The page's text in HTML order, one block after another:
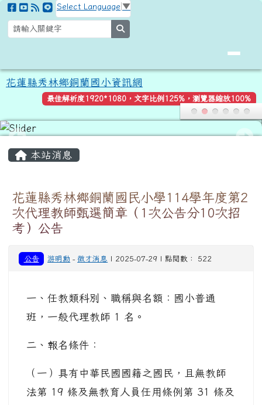
跳至主內容區
花蓮縣秀林鄉銅蘭國小資訊網
Select Language ▼
花蓮縣秀林鄉銅蘭國小資訊網
最佳解析度1920*1080，文字比例125%，瀏覽器縮放100%
本站消息
花蓮縣秀林鄉銅蘭國民小學114學年度第2
次代理教師甄選簡章（1次公告分10次招
考）公告
公告 游明勳 -徵才消息 | 2025-07-29 | 點閱數： 522
一、任教類科別、職稱與名額：國小普通
班，一般代理教師 1 名。
二、報名條件：
（一）具有中華民國國籍之國民，且無教師
法第 19 條及無教育人員任用條例第 31 條及